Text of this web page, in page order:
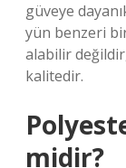
güveye
yün benzeri
alabilir
kalitedir.
midir?